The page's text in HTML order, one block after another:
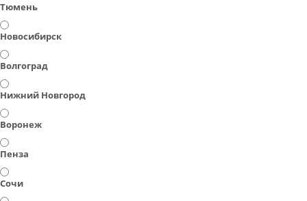
Тюмень
Новосибирск
Волгоград
Нижний Новгород
Воронеж
Пенза
Сочи